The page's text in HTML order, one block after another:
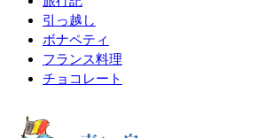
引っ越し
ボナペティ
フランス料理
チョコレート